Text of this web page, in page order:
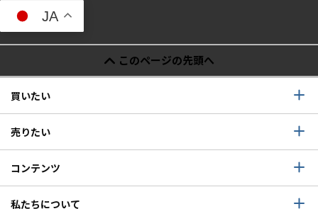
JA
このページの先頭へ
買いたい
売りたい
コンテンツ
私たちについて